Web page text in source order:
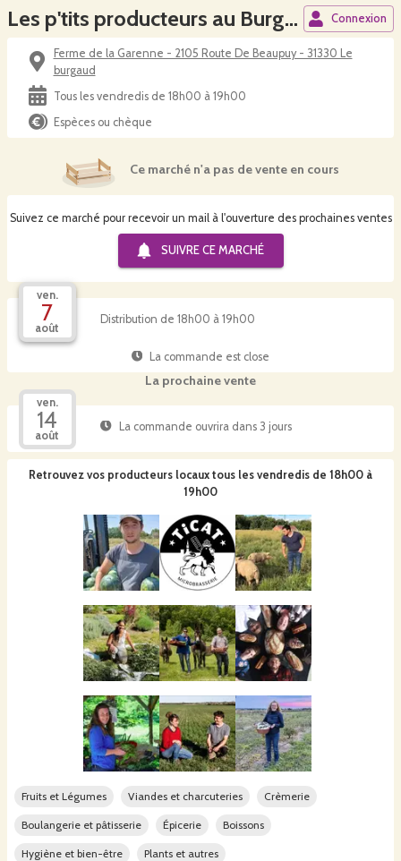
Les p'tits producteurs au Burgaud Connexion
Ferme de la Garenne - 2105 Route De Beaupuy - 31330 Le
burgaud
Tous les vendredis de 18h00 à 19h00
Espèces ou chèque
Suivez ce marché pour recevoir un mail à l'ouverture des prochaines ventes
SUIVRE CE MARCHÉ
Ce marché n'a pas de vente en cours
ven.
7
août
Distribution de 18h00 à 19h00
La commande est close
La prochaine vente
ven.
14
août
La commande ouvrira dans 3 jours
Retrouvez vos producteurs locaux tous les vendredis de 18h00 à
19h00
Fruits et Légumes Viandes et charcuteries Crèmerie
Boulangerie et pâtisserie Épicerie Boissons
Hygiène et bien-être Plants et autres